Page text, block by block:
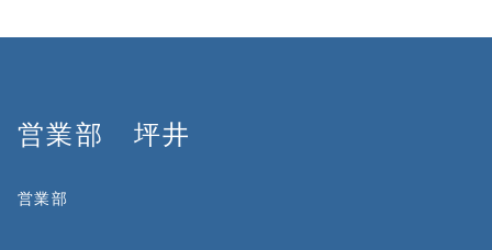
営業部 坪井
営業部